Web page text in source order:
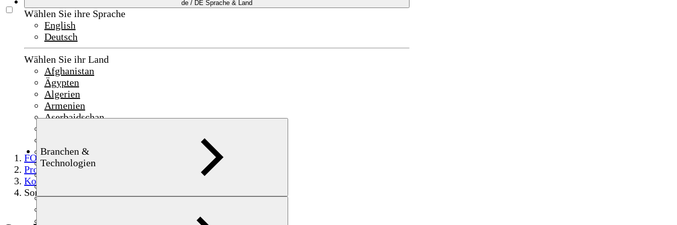
de / DE Sprache & Land
Wählen Sie ihre Sprache
English
Deutsch
Wählen Sie ihr Land
Afghanistan
Ägypten
Algerien
Armenien
Aserbaidschan
Deutschland
Frankreich
Irak
Branchen &
Technologien
FOERSTER
Produkte
Komponentenprüfung
Sondermechanik/-lösungen